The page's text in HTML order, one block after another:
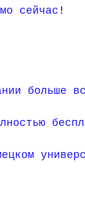
сейчас !
больше